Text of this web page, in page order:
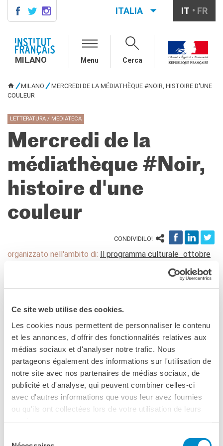
Ce site web utilise des cookies.
Les cookies nous permettent de personnaliser le contenu
et les annonces, d'offrir des fonctionnalités relatives aux
médias sociaux et d'analyser notre trafic. Nous
partageons également des informations sur l'utilisation de
notre site avec nos partenaires de médias sociaux, de
publicité et d'analyse, qui peuvent combiner celles-ci
avec d'autres informations que vous leur avez fournies
ou qu'ils ont collectées lors de votre utilisation de leurs
CONTATTI
CORSI DI FRANCESE
Corsi intensivi mensili di
francese
Corsi collettivi per bambini e
ragazzi
Corsi individuali
Ateliers tematici
Corsi di preparazione
DELF/DALF
Corsi per le scuole
Informazioni utili: Calendario
e CGV
Corsi di teatro
Diplomi DELF DALF
SERVIZIO TRADUZIONE
MEDIATECA
Catalogo
Culturethèque
CINEMA
SCUOLA & UNIVERSITÀ
Cooperazione educativa
ITALIA IT FR
MILANO Menu Cerca
TU SEI QUI
MILANO
MERCREDI DE LA MÉDIATHÈQUE #NOIR, HISTOIRE D'UNE
COULEUR
LETTERATURA / MEDIATECA
Mercredi de la
médiathèque #Noir,
histoire d'une
couleur
CONDIVIDILO!
organizzato nell'ambito di: Il programma culturale_ottobre
MILANO
Mediateca dell'Institut français Milano